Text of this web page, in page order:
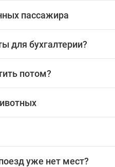
пассажира
для бухгалтерии?
потом?
уже нет мест?